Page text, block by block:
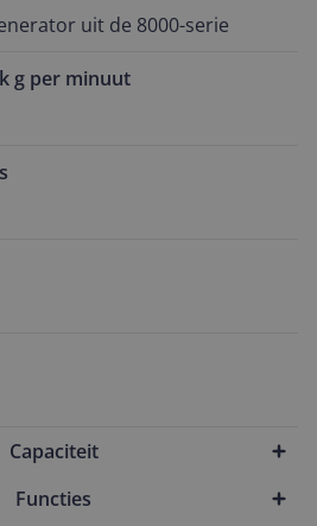
uit de 8000-serie
g per minuut
Capaciteit
Functies